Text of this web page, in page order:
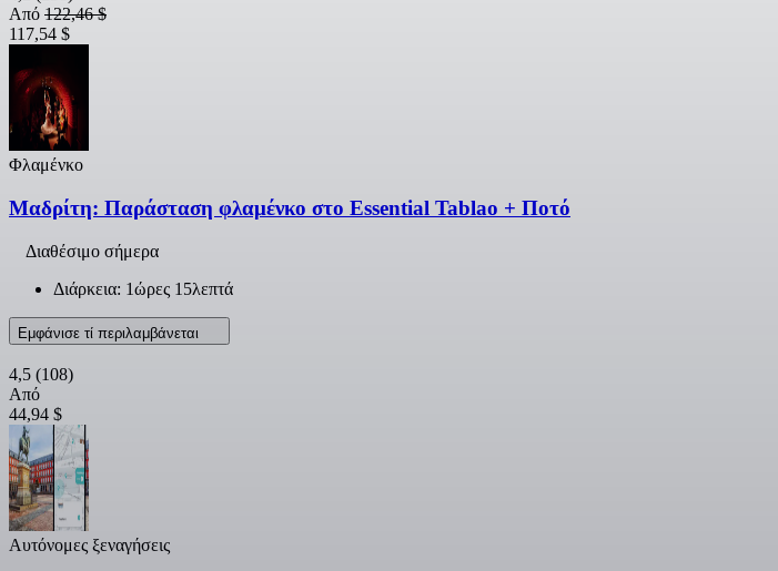
Από 122,46 $
117,54 $
Φλαμένκο
Μαδρίτη: Παράσταση φλαμένκο στο Essential Tablao + Ποτό
Διαθέσιμο σήμερα
Διάρκεια: 1ώρες 15λεπτά
Εμφάνισε τί περιλαμβάνεται
4,5 (108)
Από
44,94 $
Αυτόνομες ξεναγήσεις